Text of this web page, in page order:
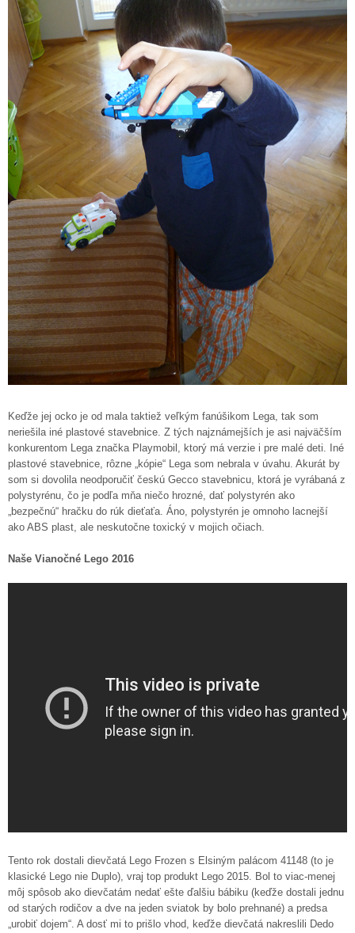
Keďže jej ocko je od mala taktiež veľkým fanúšikom Lega, tak som
neriešila iné plastové stavebnice. Z tých najznámejších je asi najväčším
konkurentom Lega značka Playmobil, ktorý má verzie i pre malé deti. Iné
plastové stavebnice, rôzne „kópie“ Lega som nebrala v úvahu. Akurát by
som si dovolila neodporučiť českú Gecco stavebnicu, ktorá je vyrábaná z
polystyrénu, čo je podľa mňa niečo hrozné, dať polystyrén ako
„bezpečnú“ hračku do rúk dieťaťa. Áno, polystyrén je omnoho lacnejší
ako ABS plast, ale neskutočne toxický v mojich očiach.
Naše Vianočné Lego 2016
Tento rok dostali dievčatá Lego Frozen s Elsiným palácom 41148 (to je
klasické Lego nie Duplo), vraj top produkt Lego 2015. Bol to viac-menej
môj spôsob ako dievčatám nedať ešte ďalšiu bábiku (keďže dostali jednu
od starých rodičov a dve na jeden sviatok by bolo prehnané) a predsa
„urobiť dojem“. A dosť mi to prišlo vhod, keďže dievčatá nakreslili Dedo